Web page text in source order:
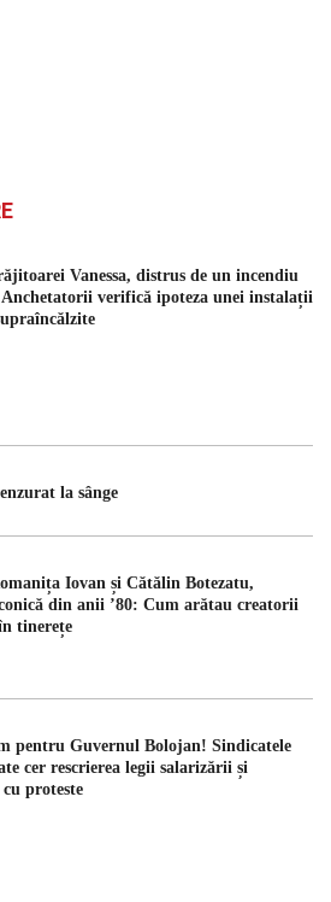
Vanessa, distrus de un incendiu
verifică ipoteza unei instalații
la sânge
Iovan și Cătălin Botezatu,
din anii ’80: Cum arătau creatorii
tinerețe
pentru Guvernul Bolojan! Sindicatele
cer rescrierea legii salarizării și
proteste